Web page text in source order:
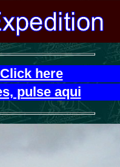
here
pulse aqui